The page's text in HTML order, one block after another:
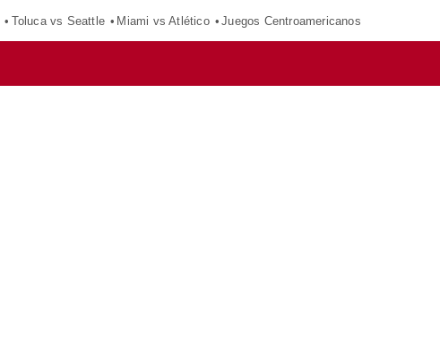
Toluca vs Seattle Miami vs Atlético Juegos Centroamericanos